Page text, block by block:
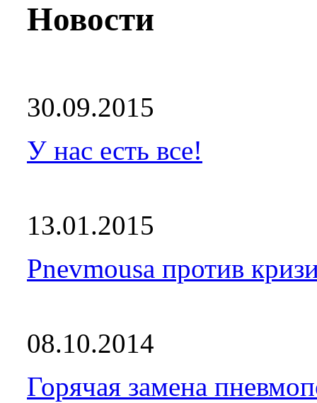
Новости
30.09.2015
У нас есть все!
13.01.2015
Pnevmousa против
08.10.2014
Горячая замена